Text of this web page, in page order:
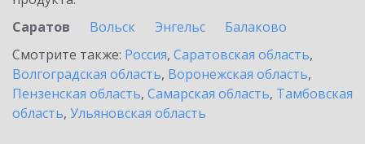
Саратов
Вольск Энгельс
Балаково
Смотрите также: Россия, Саратовская область,
Волгоградская область, Воронежская область,
Пензенская область, Самарская область, Тамбовская
область, Ульяновская область